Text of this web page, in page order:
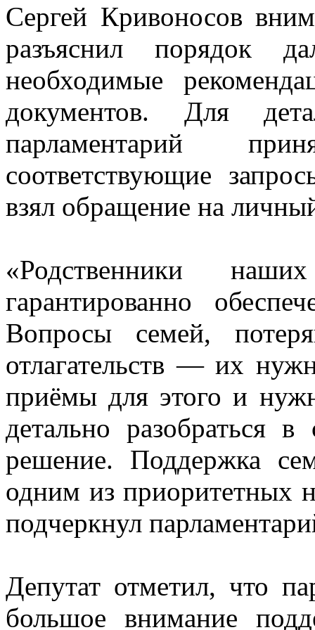
Сергей Кривоносов
разъяснил порядок
необходимые
документов. Для
парламентарий
соответствующие
взял обращение на
«Родственники
гарантированно
Вопросы семей,
отлагательств — их
приёмы для этого и
детально разобраться
решение. Поддержка
одним из приоритетных
подчеркнул
Депутат отметил, что
большое внимание